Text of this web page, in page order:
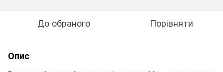
До обраного Порівняти
Опис